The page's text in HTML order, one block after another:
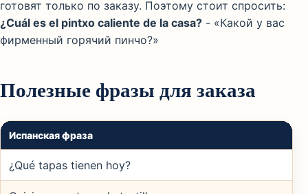
готовят только по заказу. Поэтому стоит спросить:
¿Cuál es el pintxo caliente de la casa? - «Какой у вас
фирменный горячий пинчо?»
Полезные фразы для заказа
Испанская фраза
¿Qué tapas tienen hoy?